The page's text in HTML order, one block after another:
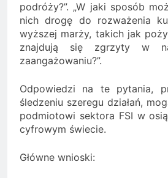
podróży?”. „W jaki sposób
nich drogę do rozważenia
wyższej marży, takich jak
znajdują się zgrzyty w
zaangażowaniu?”.
Odpowiedzi na te pytania,
śledzeniu szeregu działań,
podmiotowi sektora FSI w
cyfrowym świecie.
Główne wnioski: